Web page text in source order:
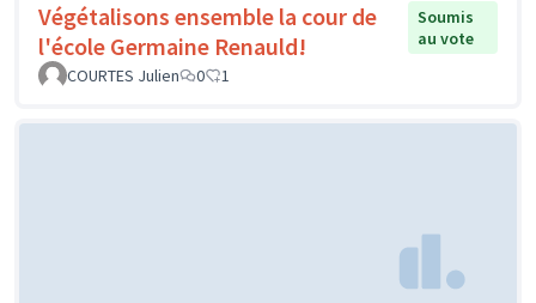
Végétalisons ensemble la cour de
l'école Germaine Renauld!
Soumis
au vote
COURTES Julien
0 1